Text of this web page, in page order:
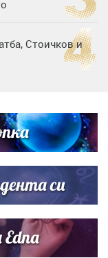
Стоичков и
ВИП гостите на
си